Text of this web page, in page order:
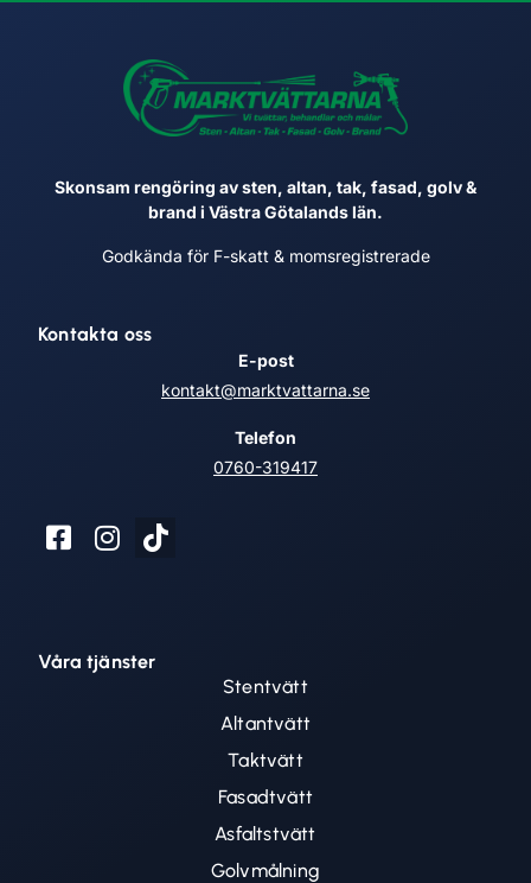
Skonsam rengöring av sten, altan, tak, fasad, golv &
brand i Västra Götalands län.
Godkända för F-skatt & momsregistrerade
Våra tjänster
Stentvätt
Altantvätt
Taktvätt
Fasadtvätt
Asfaltstvätt
Golvmålning
Kontakta oss
E-post
kontakt@marktvattarna.se
Telefon
0760-319417